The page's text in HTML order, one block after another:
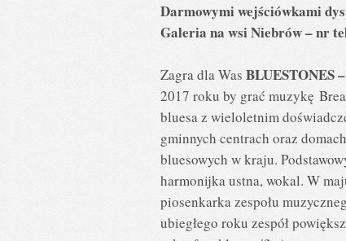
Darmowymi wejściówkami
Galeria na wsi Niebrów – nr
Zagra dla Was BLUESTONES
2017 roku by grać muzykę
bluesa z wieloletnim
gminnych centrach oraz
bluesowych w kraju.
harmonijka ustna, wokal. W
piosenkarka zespołu
ubiegłego roku zespół